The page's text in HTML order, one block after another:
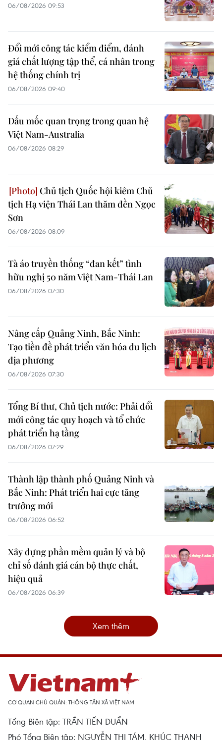
06/08/2026 09:53
Đổi mới công tác kiểm điểm, đánh
giá chất lượng tập thể, cá nhân trong
hệ thống chính trị
06/08/2026 09:40
Dấu mốc quan trọng trong quan hệ
Việt Nam-Australia
06/08/2026 08:29
Chủ tịch Quốc hội kiêm Chủ
tịch Hạ viện Thái Lan thăm đền Ngọc
Sơn
06/08/2026 08:09
Tà áo truyền thống “đan kết” tình
hữu nghị 50 năm Việt Nam-Thái Lan
06/08/2026 07:30
Nâng cấp Quảng Ninh, Bắc Ninh:
Tạo tiền đề phát triển văn hóa du lịch
địa phương
06/08/2026 07:30
Tổng Bí thư, Chủ tịch nước: Phải đổi
mới công tác quy hoạch và tổ chức
phát triển hạ tầng
06/08/2026 07:29
Thành lập thành phố Quảng Ninh và
Bắc Ninh: Phát triển hai cực tăng
trưởng mới
06/08/2026 06:52
Xây dựng phần mềm quản lý và bộ
chỉ số đánh giá cán bộ thực chất,
hiệu quả
06/08/2026 06:39
Xem thêm
CƠ QUAN CHỦ QUẢN: THÔNG TẤN XÃ VIỆT NAM
Tổng Biên tập: TRẦN TIẾN DUẨN
Phó Tổng Biên tập: NGUYỄN THỊ TÁM, KHÚC THANH